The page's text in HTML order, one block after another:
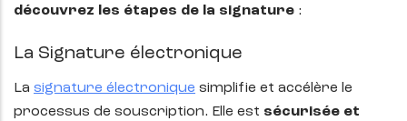
découvrez les étapes de la signature :
La Signature électronique
La signature électronique simplifie et accélère le
processus de souscription. Elle est sécurisée et